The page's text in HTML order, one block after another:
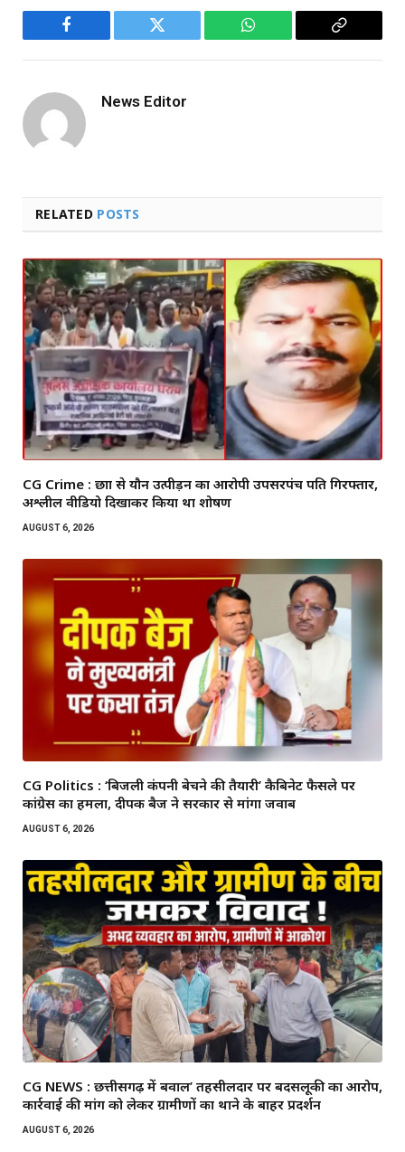
Facebook Twitter WhatsApp
Copy
News Editor
RELATED POSTS
CG Crime : छात्रा से यौन उत्पीड़न का आरोपी उपसरपंच पति गिरफ्तार,
अश्लील वीडियो दिखाकर किया था शोषण
AUGUST 6, 2026
CG Politics : ‘बिजली कंपनी बेचने की तैयारी’ कैबिनेट फैसले पर
कांग्रेस का हमला, दीपक बैज ने सरकार से मांगा जवाब
AUGUST 6, 2026
CG NEWS : छत्तीसगढ़ में बवाल’ तहसीलदार पर बदसलूकी का आरोप,
कार्रवाई की मांग को लेकर ग्रामीणों का थाने के बाहर प्रदर्शन
AUGUST 6, 2026